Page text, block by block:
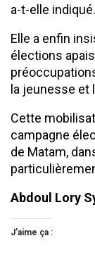
a-t-elle indiqué.
Elle a enfin
élections
la jeunesse
Cette
campagne
de Matam,
Abdoul Lory
J’aime ça :